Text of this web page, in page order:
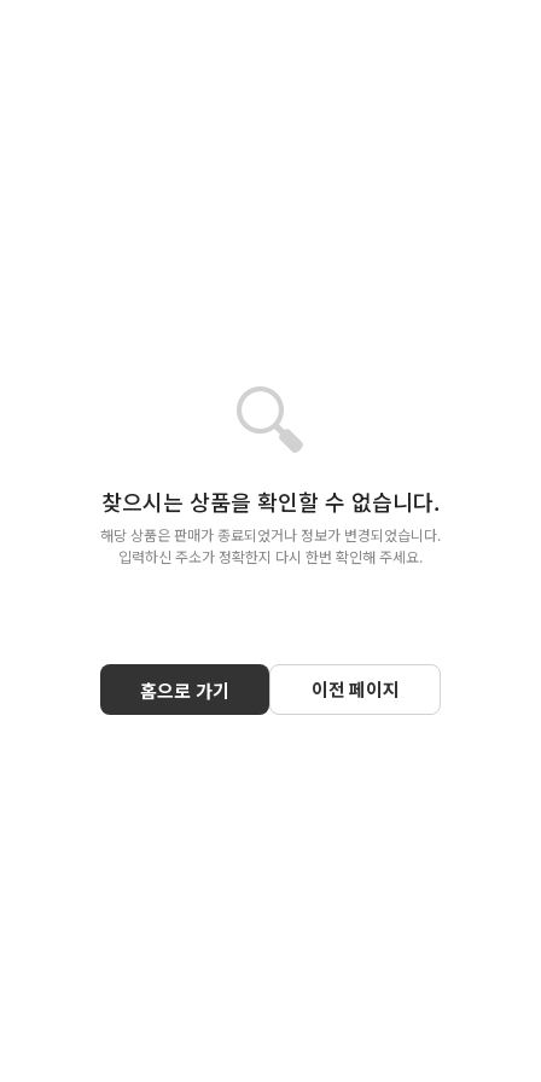
🔍
찾으시는 상품을 확인할 수 없습니다.
해당 상품은 판매가 종료되었거나 정보가 변경되었습니다.
입력하신 주소가 정확한지 다시 한번 확인해 주세요.
홈으로 가기 이전 페이지